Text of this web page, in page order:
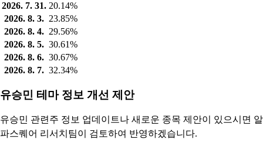
2026. 7. 31. 20.14%
2026. 8. 3. 23.85%
2026. 8. 4. 29.56%
2026. 8. 5. 30.61%
2026. 8. 6. 30.67%
2026. 8. 7. 32.34%
유승민 테마 정보 개선 제안
유승민 관련주 정보 업데이트나 새로운 종목 제안이 있으시면 알
파스퀘어 리서치팀이 검토하여 반영하겠습니다.